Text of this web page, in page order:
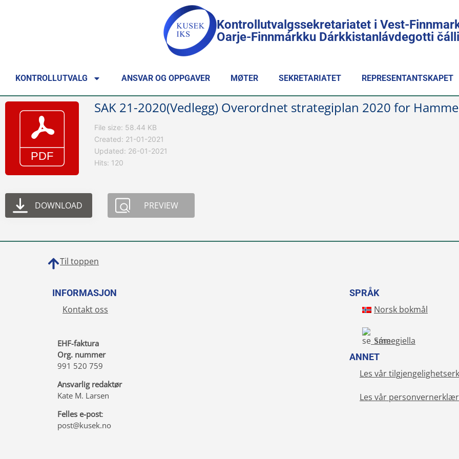
Kontrollutvalgssekretariatet i Vest-
Oarje-Finnmárkku Dárkkistanlávdegotti
KONTROLLUTVALG ANSVAR OG OPPGAVER MØTER SEKRETARIATET REPRESENTANTSKAPET
SAK 21-2020(Vedlegg) Overordnet strategiplan 2020 for
File size: 58.44 KB
Created: 21-01-2021
Updated: 26-01-2021
Hits: 120
DOWNLOAD PREVIEW
Til toppen
INFORMASJON
Kontakt oss
EHF-faktura
Org. nummer
991 520 759
Ansvarlig redaktør
Kate M. Larsen
Felles e-post:
post@kusek.no
SPRÅK
Norsk bokmål
Sámegiella
ANNET
Les vår
Les vår